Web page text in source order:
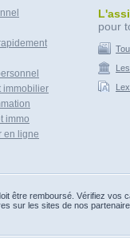
immobilier
immo
en ligne
pour
être remboursé. Vérifiez vos
sur les sites de nos